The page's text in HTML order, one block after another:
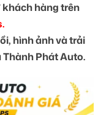
hàng trên
hình ảnh và trải
Phát Auto.